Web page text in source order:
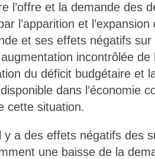
l’offre et la demande des
l’apparition et
et ses effets négatifs sur
incontrôlée
du déficit budgétaire et
dans l’économie
cette situation.
y a des effets négatifs des
une baisse de la